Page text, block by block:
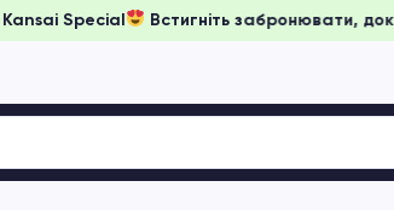
Kansai Special Встигніть